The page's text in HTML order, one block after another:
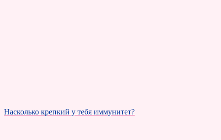
Насколько крепкий у тебя иммунитет?